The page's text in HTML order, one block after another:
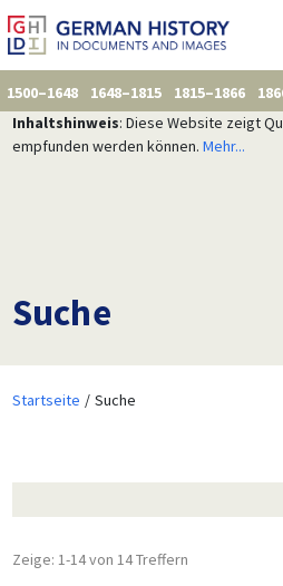
1500–1648 1648–1815 1815–1866
Inhaltshinweis: Diese Website zeigt
empfunden werden können. Mehr...
Suche
Startseite Suche
Zeige: 1-14 von 14 Treffern